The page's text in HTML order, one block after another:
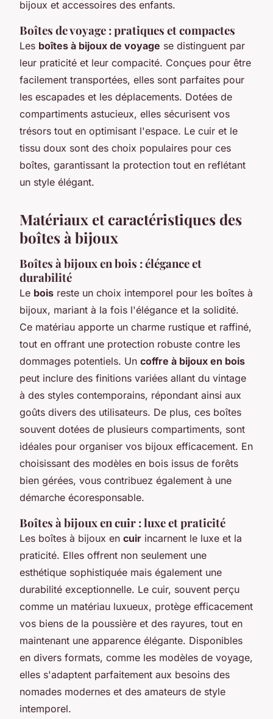
bijoux et accessoires des enfants.
Boîtes de voyage : pratiques et compactes
Les boîtes à bijoux de voyage se distinguent par
leur praticité et leur compacité. Conçues pour être
facilement transportées, elles sont parfaites pour
les escapades et les déplacements. Dotées de
compartiments astucieux, elles sécurisent vos
trésors tout en optimisant l'espace. Le cuir et le
tissu doux sont des choix populaires pour ces
boîtes, garantissant la protection tout en reflétant
un style élégant.
Matériaux et caractéristiques des
boîtes à bijoux
Boîtes à bijoux en bois : élégance et
durabilité
Le bois reste un choix intemporel pour les boîtes à
bijoux, mariant à la fois l'élégance et la solidité.
Ce matériau apporte un charme rustique et raffiné,
tout en offrant une protection robuste contre les
dommages potentiels. Un coffre à bijoux en bois
peut inclure des finitions variées allant du vintage
à des styles contemporains, répondant ainsi aux
goûts divers des utilisateurs. De plus, ces boîtes
souvent dotées de plusieurs compartiments, sont
idéales pour organiser vos bijoux efficacement. En
choisissant des modèles en bois issus de forêts
bien gérées, vous contribuez également à une
démarche écoresponsable.
Boîtes à bijoux en cuir : luxe et praticité
Les boîtes à bijoux en cuir incarnent le luxe et la
praticité. Elles offrent non seulement une
esthétique sophistiquée mais également une
durabilité exceptionnelle. Le cuir, souvent perçu
comme un matériau luxueux, protège efficacement
vos biens de la poussière et des rayures, tout en
maintenant une apparence élégante. Disponibles
en divers formats, comme les modèles de voyage,
elles s'adaptent parfaitement aux besoins des
nomades modernes et des amateurs de style
intemporel.